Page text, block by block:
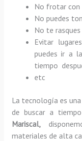
No frotar
No puedes
No te rasques
Evitar
puedes ir a
tiempo
etc
La tecnología es
de buscar a
Mariscal,
materiales de alta